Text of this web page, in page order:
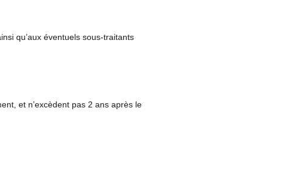
qu’aux éventuels sous-traitants
et n’excèdent pas 2 ans après le